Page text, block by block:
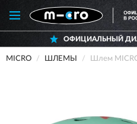
ОФИЦИАЛЬНЫЙ
MICRO ШЛЕМЫ Шлем